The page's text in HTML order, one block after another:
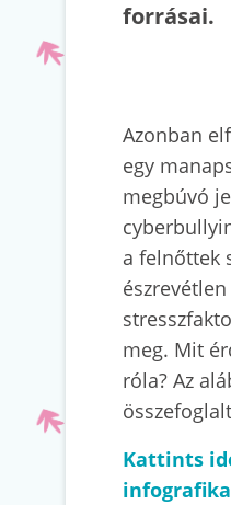
forrásai.
Azonban
egy
megbúvó
a felnőttek
meg. Mit
róla? Az
Kattints
infografika